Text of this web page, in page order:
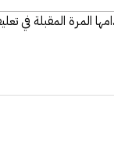
المرة المقبلة في